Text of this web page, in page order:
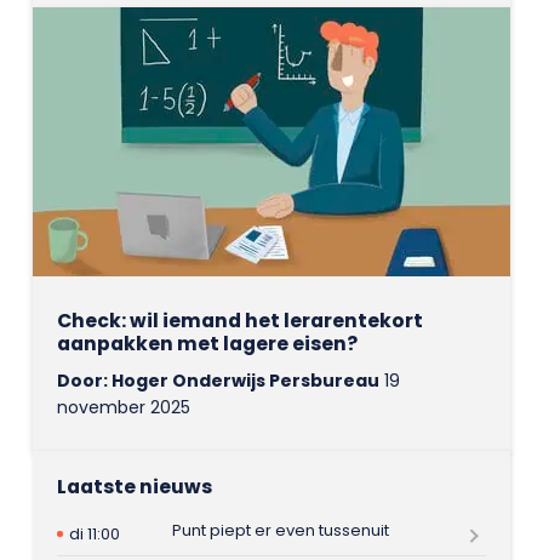
Check: wil iemand het lerarentekort
aanpakken met lagere eisen?
Door: Hoger Onderwijs Persbureau 19
november 2025
Laatste nieuws
di 11:00
Punt piept er even tussenuit